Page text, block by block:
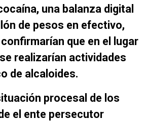
una balanza digital
de pesos en efectivo,
que en el lugar
realizarían actividades
de alcaloides.
procesal de los
el ente persecutor